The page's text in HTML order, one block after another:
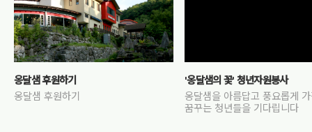
옹달샘 후원하기
옹달샘 후원하기
'옹달샘의 꽃' 청년자원봉사
옹달샘을 아름답고 풍요롭게
꿈꾸는 청년들을 기다립니다